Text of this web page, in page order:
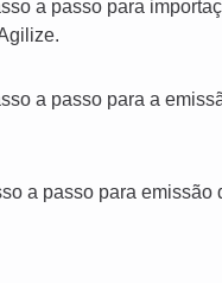
a passo para
a passo para a
a passo para emissão